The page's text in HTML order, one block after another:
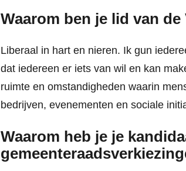
Waarom ben je lid van de
Liberaal in hart en nieren. Ik gun
dat iedereen er iets van wil en kan
ruimte en omstandigheden waarin
bedrijven, evenementen en sociale
Waarom heb je je